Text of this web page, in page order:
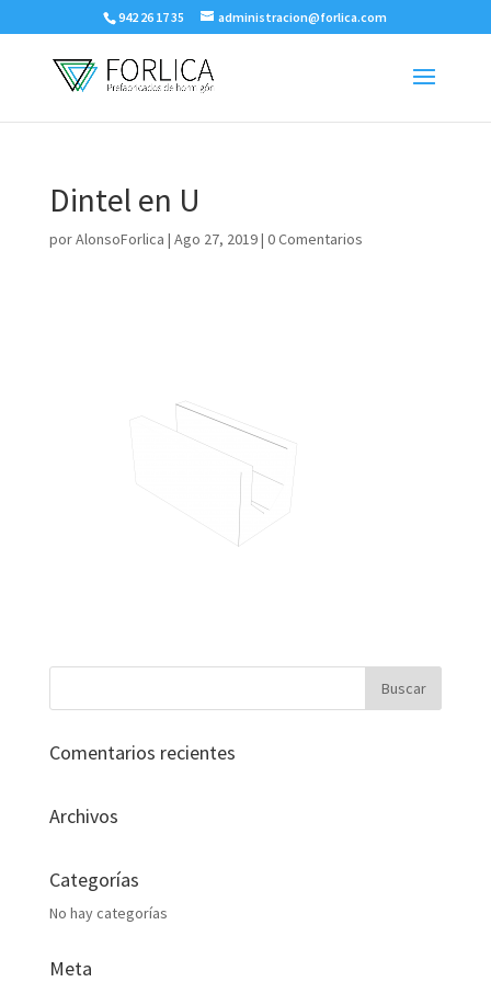
942 26 17 35 administracion@forlica.com
Dintel en U
porAlonsoForlica | Ago 27, 2019| 0 Comentarios
Comentarios recientes
Archivos
Categorías
No hay categorías
Meta